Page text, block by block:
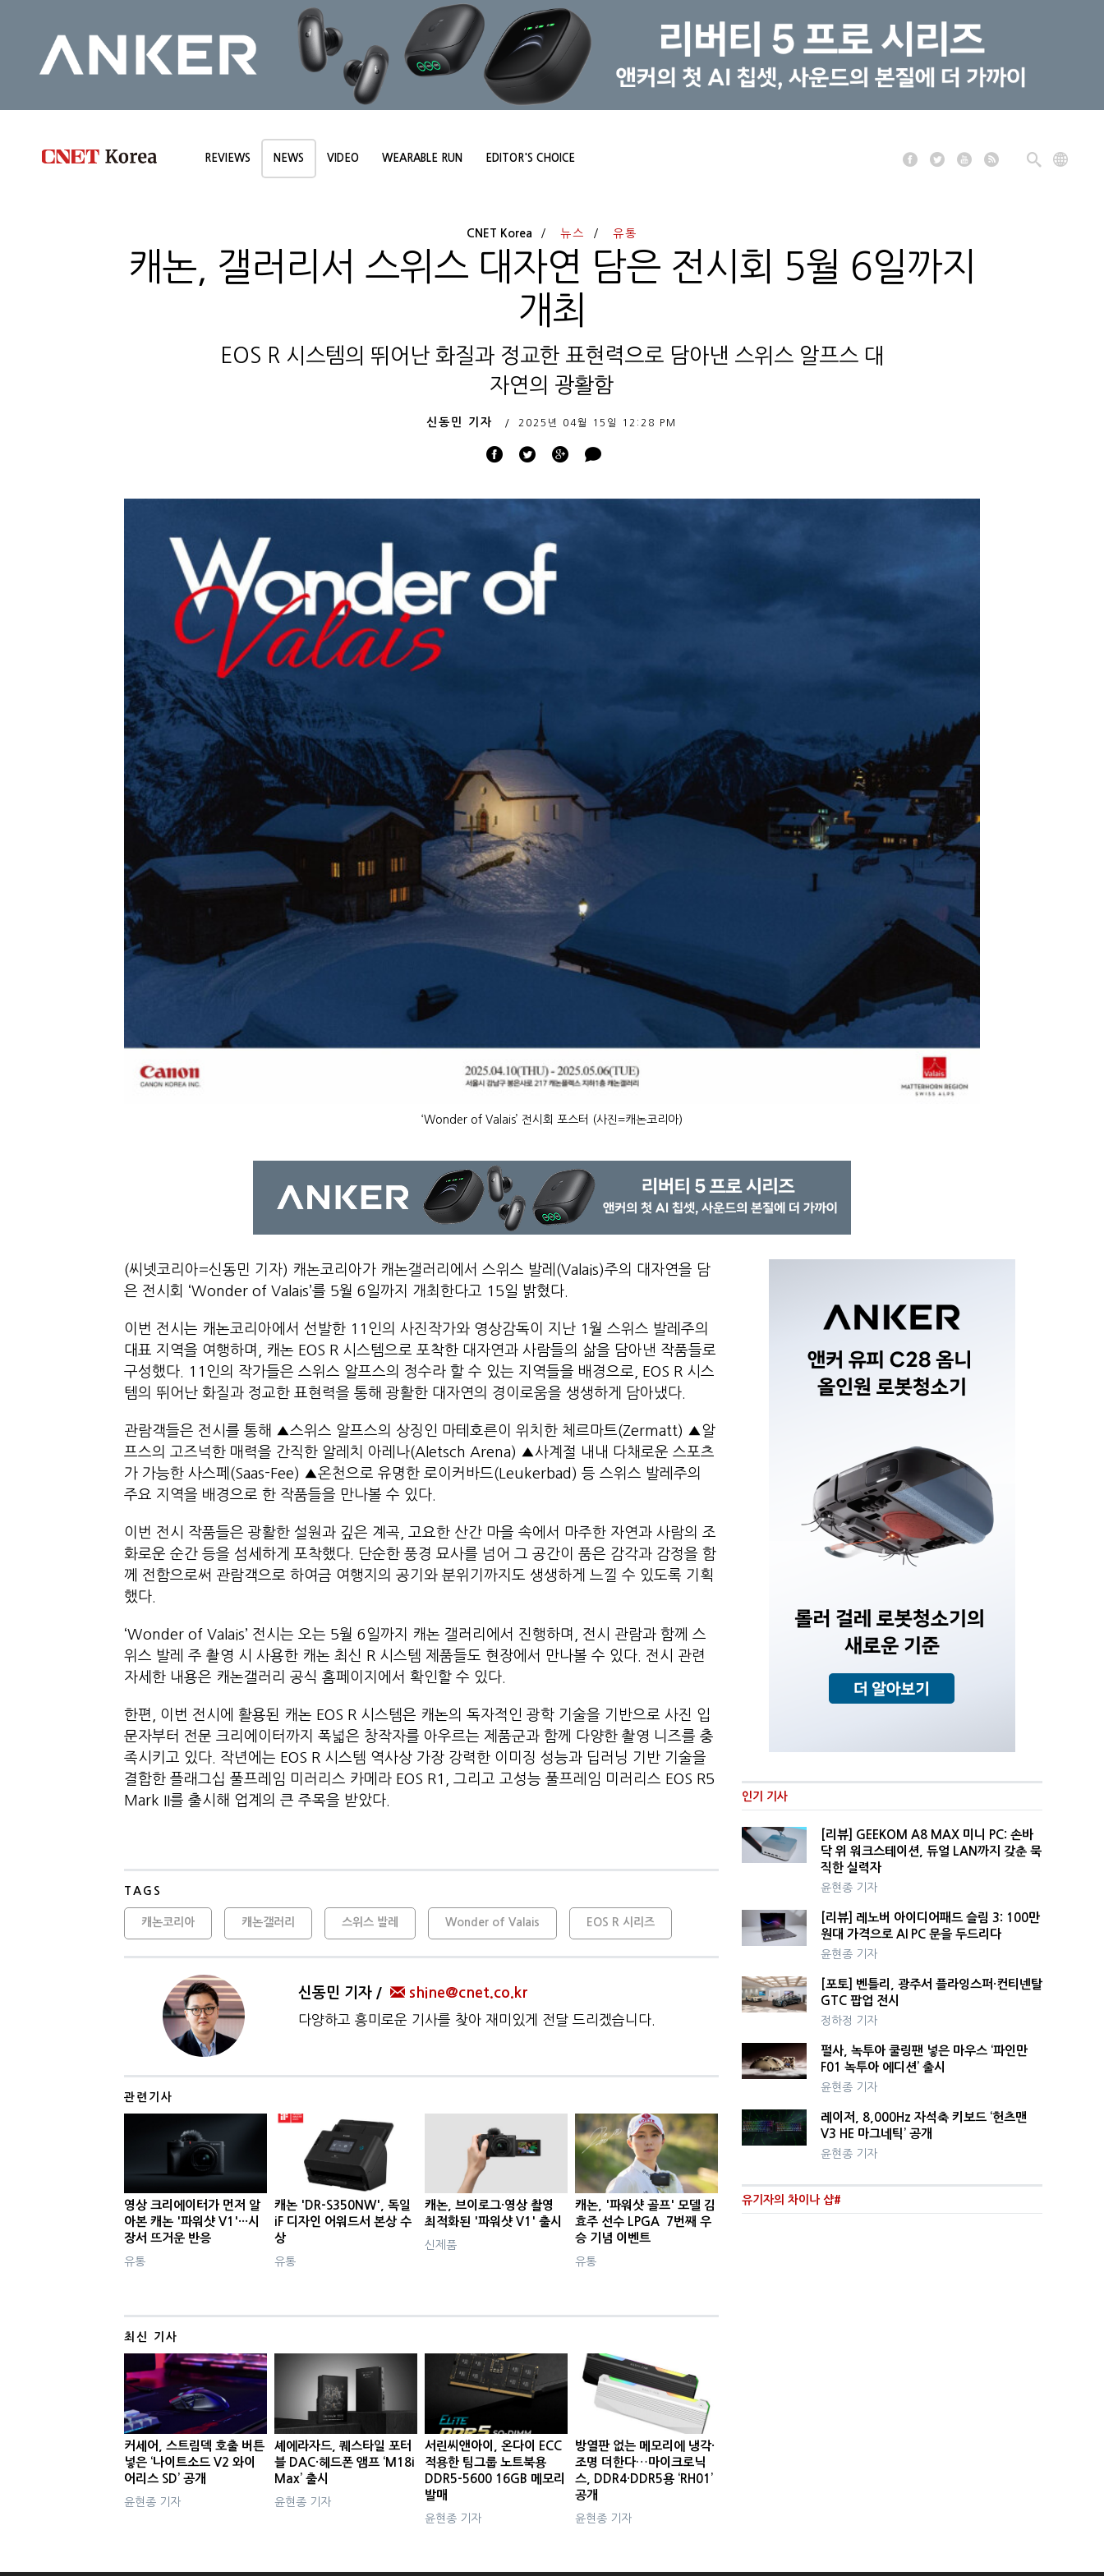
REVIEWS NEWS VIDEO WEARABLE RUN EDITOR'S CHOICE
CNET Korea 뉴스 유통
캐논, 갤러리서 스위스 대자연 담은 전시회 5월 6일까지
개최
EOS R 시스템의 뛰어난 화질과 정교한 표현력으로 담아낸 스위스 알프스 대
자연의 광활함
신동민 기자 2025년 04월 15일 12:28 PM
‘Wonder of Valais’ 전시회 포스터 (사진=캐논코리아)
(씨넷코리아=신동민 기자) 캐논코리아가 캐논갤러리에서 스위스 발레(Valais)주의 대자연을 담
은 전시회 ‘Wonder of Valais’를 5월 6일까지 개최한다고 15일 밝혔다.
이번 전시는 캐논코리아에서 선발한 11인의 사진작가와 영상감독이 지난 1월 스위스 발레주의
대표 지역을 여행하며, 캐논 EOS R 시스템으로 포착한 대자연과 사람들의 삶을 담아낸 작품들로
구성했다. 11인의 작가들은 스위스 알프스의 정수라 할 수 있는 지역들을 배경으로, EOS R 시스
템의 뛰어난 화질과 정교한 표현력을 통해 광활한 대자연의 경이로움을 생생하게 담아냈다.
관람객들은 전시를 통해 ▲스위스 알프스의 상징인 마테호른이 위치한 체르마트(Zermatt) ▲알
프스의 고즈넉한 매력을 간직한 알레치 아레나(Aletsch Arena) ▲사계절 내내 다채로운 스포츠
가 가능한 사스페(Saas-Fee) ▲온천으로 유명한 로이커바드(Leukerbad) 등 스위스 발레주의
주요 지역을 배경으로 한 작품들을 만나볼 수 있다.
이번 전시 작품들은 광활한 설원과 깊은 계곡, 고요한 산간 마을 속에서 마주한 자연과 사람의 조
화로운 순간 등을 섬세하게 포착했다. 단순한 풍경 묘사를 넘어 그 공간이 품은 감각과 감정을 함
께 전함으로써 관람객으로 하여금 여행지의 공기와 분위기까지도 생생하게 느낄 수 있도록 기획
했다.
‘Wonder of Valais’ 전시는 오는 5월 6일까지 캐논 갤러리에서 진행하며, 전시 관람과 함께 스
위스 발레 주 촬영 시 사용한 캐논 최신 R 시스템 제품들도 현장에서 만나볼 수 있다. 전시 관련
자세한 내용은 캐논갤러리 공식 홈페이지에서 확인할 수 있다.
한편, 이번 전시에 활용된 캐논 EOS R 시스템은 캐논의 독자적인 광학 기술을 기반으로 사진 입
문자부터 전문 크리에이터까지 폭넓은 창작자를 아우르는 제품군과 함께 다양한 촬영 니즈를 충
족시키고 있다. 작년에는 EOS R 시스템 역사상 가장 강력한 이미징 성능과 딥러닝 기반 기술을
결합한 플래그십 풀프레임 미러리스 카메라 EOS R1, 그리고 고성능 풀프레임 미러리스 EOS R5
Mark II를 출시해 업계의 큰 주목을 받았다.
TAGS
캐논코리아 캐논갤러리 스위스 발레 Wonder of Valais EOS R 시리즈
신동민 기자 shine@cnet.co.kr
다양하고 흥미로운 기사를 찾아 재미있게 전달 드리겠습니다.
관련기사
영상 크리에이터가 먼저 알
아본 캐논 '파워샷 V1'···시
장서 뜨거운 반응
유통
캐논 'DR-S350NW', 독일
iF 디자인 어워드서 본상 수
상
유통
캐논, 브이로그·영상 촬영
최적화된 '파워샷 V1' 출시
신제품
캐논, '파워샷 골프' 모델 김
효주 선수 LPGA 7번째 우
승 기념 이벤트
유통
최신 기사
커세어, 스트림덱 호출 버튼
넣은 ‘나이트소드 V2 와이
어리스 SD’ 공개
윤현종 기자
셰에라자드, 퀘스타일 포터
블 DAC·헤드폰 앰프 ‘M18i
Max’ 출시
윤현종 기자
서린씨앤아이, 온다이 ECC
적용한 팀그룹 노트북용
DDR5-5600 16GB 메모리
발매
윤현종 기자
방열판 없는 메모리에 냉각·
조명 더한다…마이크로닉
스, DDR4·DDR5용 ‘RH01’
공개
윤현종 기자
인기 기사
[리뷰] GEEKOM A8 MAX 미니 PC: 손바
닥 위 워크스테이션, 듀얼 LAN까지 갖춘 묵
직한 실력자
윤현종 기자
[리뷰] 레노버 아이디어패드 슬림 3: 100만
원대 가격으로 AI PC 문을 두드리다
윤현종 기자
[포토] 벤틀리, 광주서 플라잉스퍼·컨티넨탈
GTC 팝업 전시
정하정 기자
펄사, 녹투아 쿨링팬 넣은 마우스 ‘파인만
F01 녹투아 에디션’ 출시
윤현종 기자
레이저, 8,000Hz 자석축 키보드 ‘헌츠맨
V3 HE 마그네틱’ 공개
윤현종 기자
유기자의 차이나 샵#